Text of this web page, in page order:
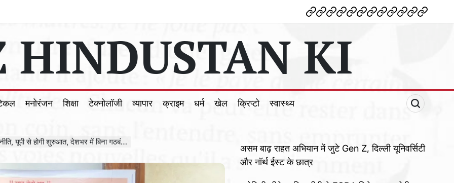
देश विदेशपोलटिकल
मनोरंजन
शिक्षाटेक्नोलॉजी
व्यापारक्राइम
धर्म खेलक्रिप्टोस्वास्थ्य
HINDUSTAN KI
मनोरंजन शिक्षा टेक्नोलॉजी व्यापार क्राइम धर्म खेल क्रिप्टो स्वास्थ्य
शुरुआत, देशभर में बिना गठबंधन उतारेगी उम्मीदवार
असम बाढ़ राहत अभियान में जुटे Gen Z, दिल्ली यूनिवर्सिटी
और नॉर्थ ईस्ट के छात्र